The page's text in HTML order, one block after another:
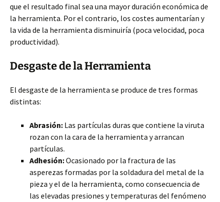
que el resultado final sea una mayor duración económica de
la herramienta. Por el contrario, los costes aumentarían y
la vida de la herramienta disminuiría (poca velocidad, poca
productividad).
Desgaste de la Herramienta
El desgaste de la herramienta se produce de tres formas
distintas:
Abrasión: Las partículas duras que contiene la viruta
rozan con la cara de la herramienta y arrancan
partículas.
Adhesión:Ocasionado por la fractura de las
asperezas formadas por la soldadura del metal de la
pieza y el de la herramienta, como consecuencia de
las elevadas presiones y temperaturas del fenómeno